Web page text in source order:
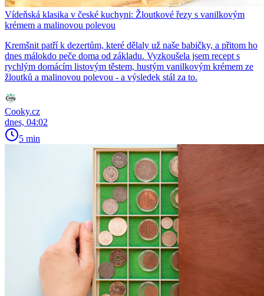
Vídeňská klasika v české kuchyni: Žloutkové řezy s vanilkovým
krémem a malinovou polevou
Kremšnit patří k dezertům, které dělaly už naše babičky, a přitom ho
dnes málokdo peče doma od základu. Vyzkoušela jsem recept s
rychlým domácím listovým těstem, hustým vanilkovým krémem ze
žloutků a malinovou polevou - a výsledek stál za to.
Cooky.cz
dnes, 04:02
5 min